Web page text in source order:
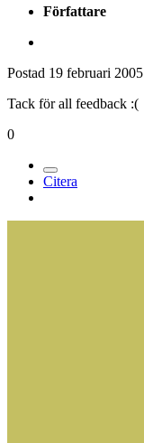
Författare
Postad 19 februari 2005
Tack för all feedback :(
0
Citera